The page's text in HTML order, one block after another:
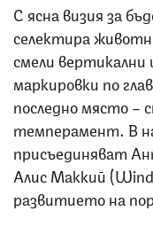
С ясна визия за
селектира
смели вертикални
маркировки по
последно място –
темперамент. В
присъединяват
Алис Маккий
развитието на